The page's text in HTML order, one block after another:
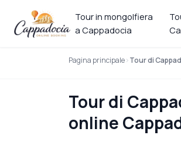
Tour in mongolfiera
a Cappadocia
Pagina principale Tour di
Tour di
online